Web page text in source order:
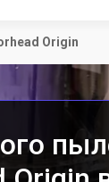
Origin